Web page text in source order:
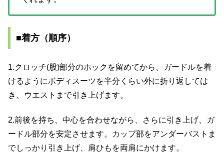
■着方（順序）
1.クロッチ(股)部分のホックを留めてから、ガードルを着
けるようにボディスーツを半分くらい外に折り返しては
き、ウエストまで引き上げます。
2.前後を持ち、中心を合わせながら、さらに引き上げ、ガ
ードル部分を安定させます。カップ部をアンダーバストま
でしっかり引き上げ、肩ひもを両肩にかけます。